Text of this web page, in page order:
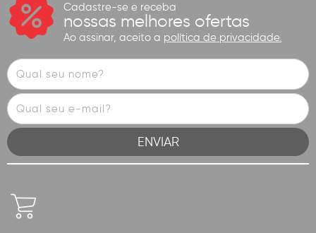
Cadastre-se e receba
nossas melhores ofertas
Ao assinar, aceito a política de privacidade.